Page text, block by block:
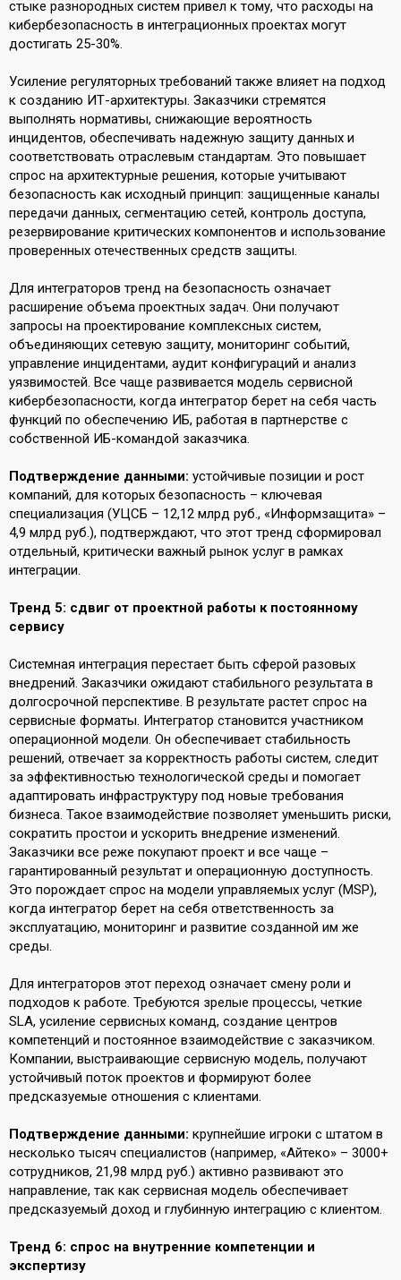
стыке разнородных систем привел к тому, что расходы на
кибербезопасность в интеграционных проектах могут
достигать 25-30%.
Усиление регуляторных требований также влияет на подход
к созданию ИТ-архитектуры. Заказчики стремятся
выполнять нормативы, снижающие вероятность
инцидентов, обеспечивать надежную защиту данных и
соответствовать отраслевым стандартам. Это повышает
спрос на архитектурные решения, которые учитывают
безопасность как исходный принцип: защищенные каналы
передачи данных, сегментацию сетей, контроль доступа,
резервирование критических компонентов и использование
проверенных отечественных средств защиты.
Для интеграторов тренд на безопасность означает
расширение объема проектных задач. Они получают
запросы на проектирование комплексных систем,
объединяющих сетевую защиту, мониторинг событий,
управление инцидентами, аудит конфигураций и анализ
уязвимостей. Все чаще развивается модель сервисной
кибербезопасности, когда интегратор берет на себя часть
функций по обеспечению ИБ, работая в партнерстве с
собственной ИБ-командой заказчика.
Подтверждение данными: устойчивые позиции и рост
компаний, для которых безопасность – ключевая
специализация (УЦСБ – 12,12 млрд руб., «Информзащита» –
4,9 млрд руб.), подтверждают, что этот тренд сформировал
отдельный, критически важный рынок услуг в рамках
интеграции.
Тренд 5: сдвиг от проектной работы к постоянному
сервису
Системная интеграция перестает быть сферой разовых
внедрений. Заказчики ожидают стабильного результата в
долгосрочной перспективе. В результате растет спрос на
сервисные форматы. Интегратор становится участником
операционной модели. Он обеспечивает стабильность
решений, отвечает за корректность работы систем, следит
за эффективностью технологической среды и помогает
адаптировать инфраструктуру под новые требования
бизнеса. Такое взаимодействие позволяет уменьшить риски,
сократить простои и ускорить внедрение изменений.
Заказчики все реже покупают проект и все чаще –
гарантированный результат и операционную доступность.
Это порождает спрос на модели управляемых услуг (MSP),
когда интегратор берет на себя ответственность за
эксплуатацию, мониторинг и развитие созданной им же
среды.
Для интеграторов этот переход означает смену роли и
подходов к работе. Требуются зрелые процессы, четкие
SLA, усиление сервисных команд, создание центров
компетенций и постоянное взаимодействие с заказчиком.
Компании, выстраивающие сервисную модель, получают
устойчивый поток проектов и формируют более
предсказуемые отношения с клиентами.
Подтверждение данными: крупнейшие игроки с штатом в
несколько тысяч специалистов (например, «Айтеко» – 3000+
сотрудников, 21,98 млрд руб.) активно развивают это
направление, так как сервисная модель обеспечивает
предсказуемый доход и глубинную интеграцию с клиентом.
Тренд 6: спрос на внутренние компетенции и
экспертизу